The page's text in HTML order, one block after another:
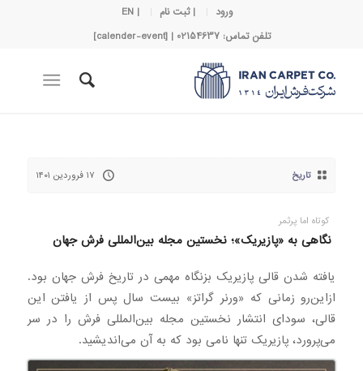
ورود | ثبت نام
| EN
تلفن تماس: 02154637 | [calender-event]
تاریخ ۱۷ فروردین ۱۴۰۱
کوتاه اما پرثمر
نگاهی به «پازیریک»؛ نخستین مجله بین‌المللی فرش جهان
یافته شدن قالی پازیریک بزنگاه مهمی در تاریخ فرش جهان بود.
ازاین‌رو زمانی که «ورنر گراتز» بیست سال پس از یافتن این
قالی، سودای انتشار نخستین مجله بین‌المللی فرش را در سر
می‌پرورد، پازیریک تنها نامی بود که به آن می‌اندیشید.